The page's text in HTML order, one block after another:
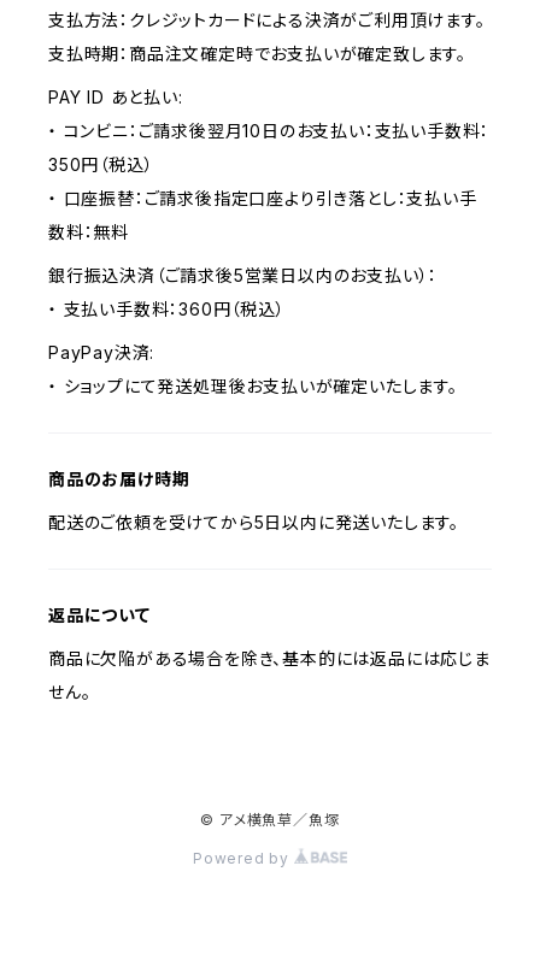
支払方法：クレジットカードによる決済がご利用頂けます。
支払時期：商品注文確定時でお支払いが確定致します。
PAY ID あと払い:
・ コンビニ：ご請求後翌月10日のお支払い：支払い手数料：
350円（税込）
・ 口座振替：ご請求後指定口座より引き落とし：支払い手
数料：無料
銀行振込決済（ご請求後5営業日以内のお支払い）：
・ 支払い手数料：360円（税込）
PayPay決済:
・ ショップにて発送処理後お支払いが確定いたします。
商品のお届け時期
配送のご依頼を受けてから5日以内に発送いたします。
返品について
商品に欠陥がある場合を除き、基本的には返品には応じま
せん。
© アメ横魚草／魚塚
Powered by